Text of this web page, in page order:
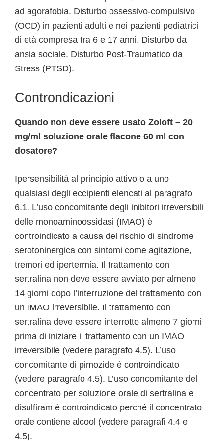
ad agorafobia. Disturbo ossessivo-compulsivo
(OCD) in pazienti adulti e nei pazienti pediatrici
di età compresa tra 6 e 17 anni. Disturbo da
ansia sociale. Disturbo Post-Traumatico da
Stress (PTSD).
Controndicazioni
Quando non deve essere usato Zoloft – 20
mg/ml soluzione orale flacone 60 ml con
dosatore?
Ipersensibilità al principio attivo o a uno
qualsiasi degli eccipienti elencati al paragrafo
6.1. L’uso concomitante degli inibitori irreversibili
delle monoaminoossidasi (IMAO) è
controindicato a causa del rischio di sindrome
serotoninergica con sintomi come agitazione,
tremori ed ipertermia. Il trattamento con
sertralina non deve essere avviato per almeno
14 giorni dopo l’interruzione del trattamento con
un IMAO irreversibile. Il trattamento con
sertralina deve essere interrotto almeno 7 giorni
prima di iniziare il trattamento con un IMAO
irreversibile (vedere paragrafo 4.5). L’uso
concomitante di pimozide è controindicato
(vedere paragrafo 4.5). L’uso concomitante del
concentrato per soluzione orale di sertralina e
disulfiram è controindicato perché il concentrato
orale contiene alcool (vedere paragrafi 4.4 e
4.5).